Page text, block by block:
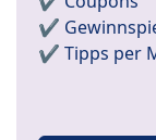
✔️
✔️ Tipps per